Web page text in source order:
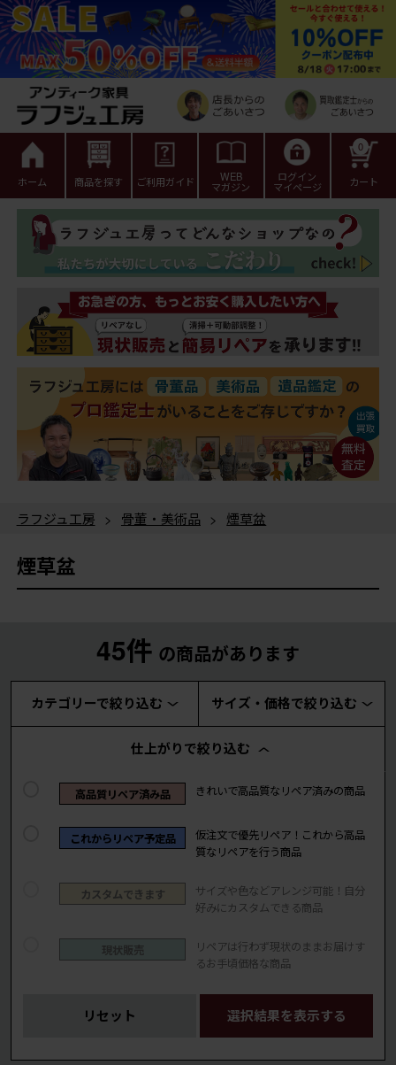
ホーム 商品を探す ご利用ガイド WEB
マガジン
ログイン
マイページ カート
0
ラフジュ工房 > 骨董・美術品 > 煙草盆
煙草盆
45件 の商品があります
カテゴリーで絞り込む サイズ・価格で絞り込む
仕上がりで絞り込む
高品質リペア済み品 きれいで高品質なリペア済みの商品
これからリペア予定品
仮注文で優先リペア！これから高品
質なリペアを行う商品
カスタムできます
サイズや色などアレンジ可能！自分
好みにカスタムできる商品
現状販売
リペアは行わず現状のままお届けす
るお手頃価格な商品
リセット 選択結果を表示する